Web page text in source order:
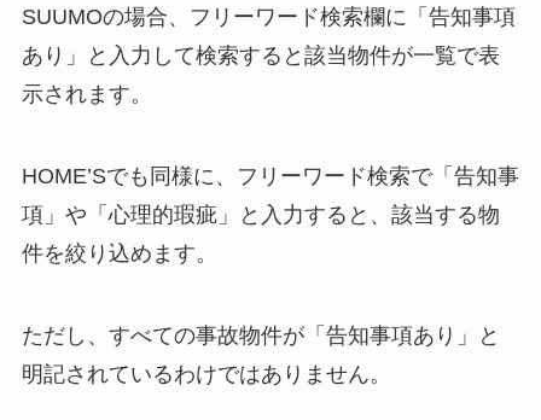
SUUMOの場合、フリーワード検索欄に「告知事項
あり」と入力して検索すると該当物件が一覧で表
示されます。
HOME’Sでも同様に、フリーワード検索で「告知事
項」や「心理的瑕疵」と入力すると、該当する物
件を絞り込めます。
ただし、すべての事故物件が「告知事項あり」と
明記されているわけではありません。